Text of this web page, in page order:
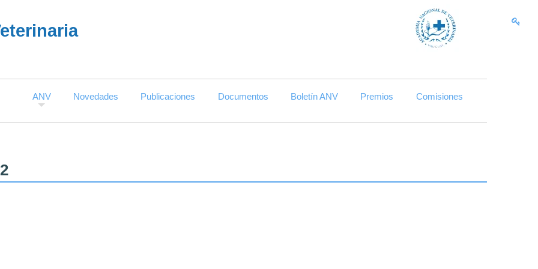
ANV Novedades Publicaciones Documentos Boletín ANV Premios Comisiones